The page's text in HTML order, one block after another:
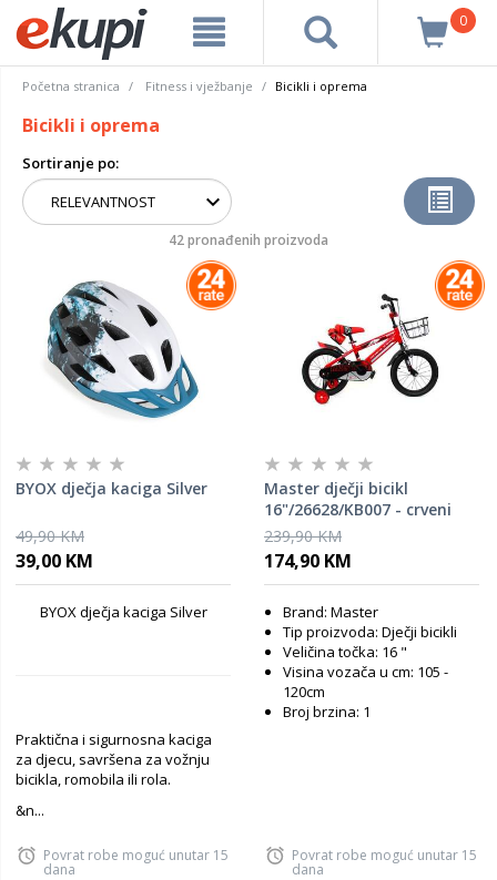
0
Početna stranica Fitness i vježbanje Bicikli i oprema
Bicikli i oprema
Sortiranje po:
42 pronađenih proizvoda
BYOX dječja kaciga Silver
49,90 KM
39,00 KM
BYOX dječja kaciga Silver
Praktična i sigurnosna kaciga
za djecu, savršena za vožnju
bicikla, romobila ili rola.
&n...
Povrat robe moguć unutar 15
dana
Master dječji bicikl
16"/26628/KB007 - crveni
239,90 KM
174,90 KM
Brand: Master
Tip proizvoda: Dječji bicikli
Veličina točka: 16 "
Visina vozača u cm: 105 -
120cm
Broj brzina: 1
Povrat robe moguć unutar 15
dana